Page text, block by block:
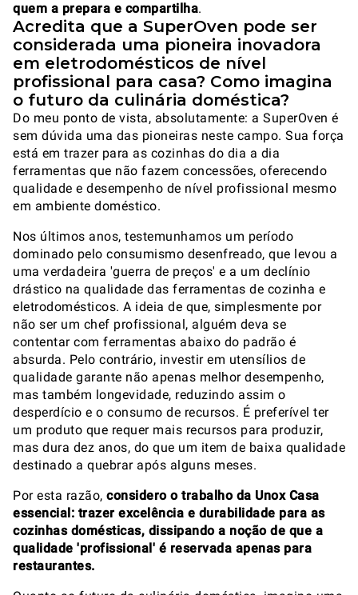
quem a prepara e compartilha.
Acredita que a SuperOven pode ser
considerada uma pioneira inovadora
em eletrodomésticos de nível
profissional para casa? Como imagina
o futuro da culinária doméstica?
Do meu ponto de vista, absolutamente: a SuperOven é
sem dúvida uma das pioneiras neste campo. Sua força
está em trazer para as cozinhas do dia a dia
ferramentas que não fazem concessões, oferecendo
qualidade e desempenho de nível profissional mesmo
em ambiente doméstico.
Nos últimos anos, testemunhamos um período
dominado pelo consumismo desenfreado, que levou a
uma verdadeira 'guerra de preços' e a um declínio
drástico na qualidade das ferramentas de cozinha e
eletrodomésticos. A ideia de que, simplesmente por
não ser um chef profissional, alguém deva se
contentar com ferramentas abaixo do padrão é
absurda. Pelo contrário, investir em utensílios de
qualidade garante não apenas melhor desempenho,
mas também longevidade, reduzindo assim o
desperdício e o consumo de recursos. É preferível ter
um produto que requer mais recursos para produzir,
mas dura dez anos, do que um item de baixa qualidade
destinado a quebrar após alguns meses.
Por esta razão, considero o trabalho da Unox Casa
essencial: trazer excelência e durabilidade para as
cozinhas domésticas, dissipando a noção de que a
qualidade 'profissional' é reservada apenas para
restaurantes.